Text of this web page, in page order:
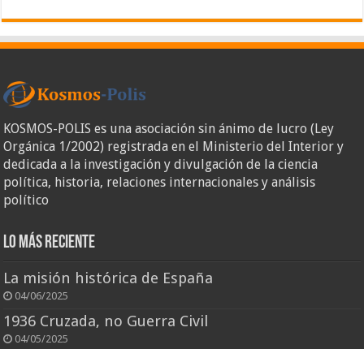
KOSMOS-POLIS es una asociación sin ánimo de lucro (Ley
Orgánica 1/2002) registrada en el Ministerio del Interior y
dedicada a la investigación y divulgación de la ciencia
política, historia, relaciones internacionales y análisis
político
Lo más reciente
La misión histórica de España
04/06/2025
1936 Cruzada, no Guerra Civil
04/05/2025